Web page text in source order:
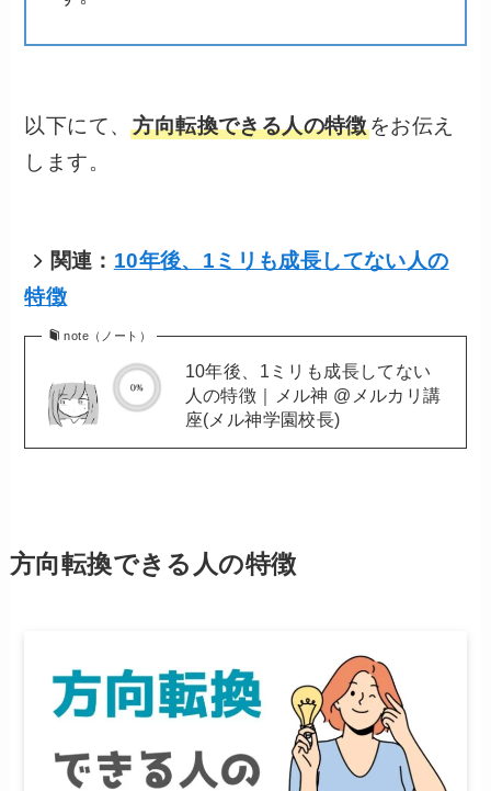
以下にて、方向転換できる人の特徴をお伝え
します。
関連： 10年後、1ミリも成長してない人の
特徴
note（ノート）
10年後、1ミリも成長してない
人の特徴｜メル神 @メルカリ講
座(メル神学園校長)
方向転換できる人の特徴